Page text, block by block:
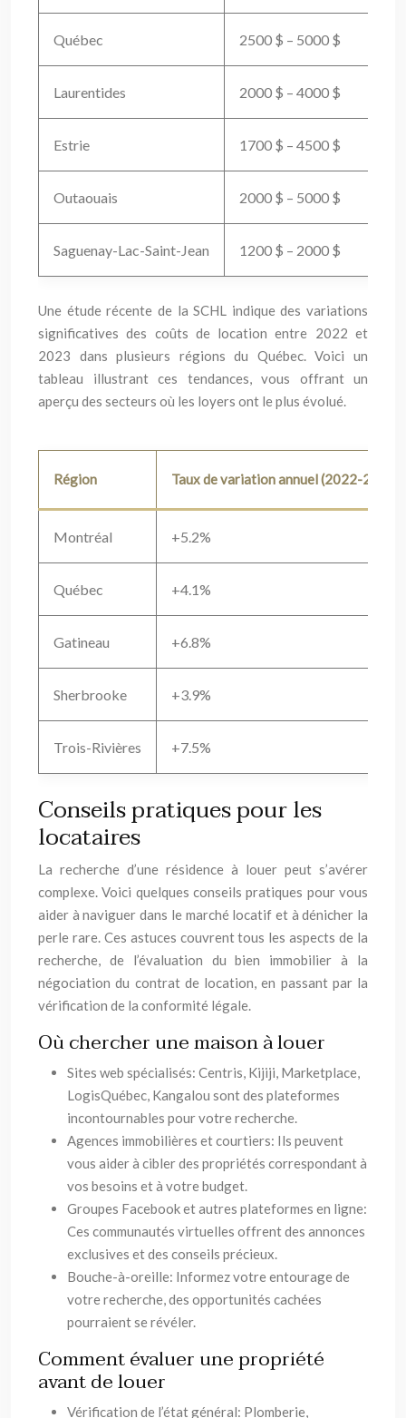
Québec 2500 $ – 5000 $
Laurentides 2000 $ – 4000 $
Estrie 1700 $ – 4500 $
Outaouais 2000 $ – 5000 $
Saguenay-Lac-Saint-Jean 1200 $ – 2000 $
Une étude récente de la SCHL indique des variations
significatives des coûts de location entre 2022 et
2023 dans plusieurs régions du Québec. Voici un
tableau illustrant ces tendances, vous offrant un
aperçu des secteurs où les loyers ont le plus évolué.
Région Taux de variation annuel (2022-2023)
Montréal +5.2%
Québec +4.1%
Gatineau +6.8%
Sherbrooke +3.9%
Trois-Rivières +7.5%
Conseils pratiques pour les
locataires
La recherche d’une résidence à louer peut s’avérer
complexe. Voici quelques conseils pratiques pour vous
aider à naviguer dans le marché locatif et à dénicher la
perle rare. Ces astuces couvrent tous les aspects de la
recherche, de l’évaluation du bien immobilier à la
négociation du contrat de location, en passant par la
vérification de la conformité légale.
Où chercher une maison à louer
Sites web spécialisés: Centris, Kijiji, Marketplace,
LogisQuébec, Kangalou sont des plateformes
incontournables pour votre recherche.
Agences immobilières et courtiers: Ils peuvent
vous aider à cibler des propriétés correspondant à
vos besoins et à votre budget.
Groupes Facebook et autres plateformes en ligne:
Ces communautés virtuelles offrent des annonces
exclusives et des conseils précieux.
Bouche-à-oreille: Informez votre entourage de
votre recherche, des opportunités cachées
pourraient se révéler.
Comment évaluer une propriété
avant de louer
Vérification de l’état général: Plomberie,